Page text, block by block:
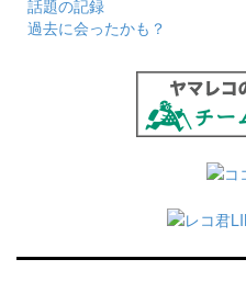
話題の記録
過去に会ったかも？